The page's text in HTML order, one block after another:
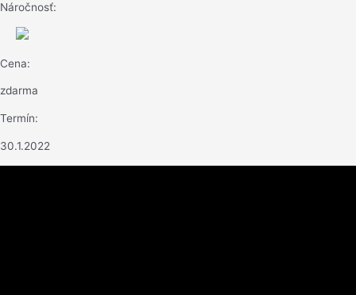
Náročnosť:
Cena:
zdarma
Termín:
30.1.2022